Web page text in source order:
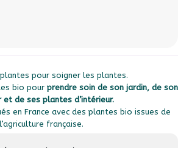
pour soigner les plantes.
bio pour prendre soin de son jardin, de son
de ses plantes d’intérieur.
en France avec des plantes bio issues de
l’agriculture française.